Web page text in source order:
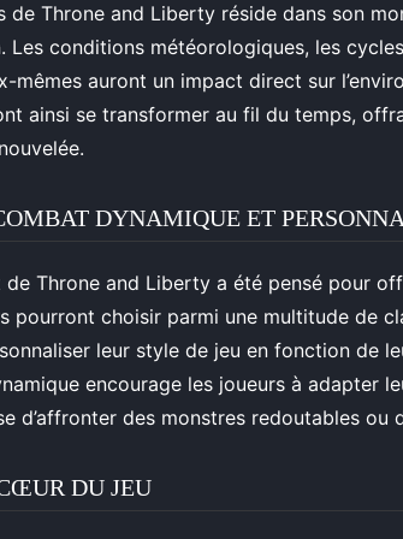
de Throne and Liberty réside dans son
Les conditions météorologiques, les
mêmes auront un impact direct sur
ainsi se transformer au fil du temps,
DYNAMIQUE ET
Throne and Liberty a été pensé pour
pourront choisir parmi une multitude de
leur style de jeu en fonction de
encourage les joueurs à adapter
d’affronter des monstres redoutables ou
DU JEU